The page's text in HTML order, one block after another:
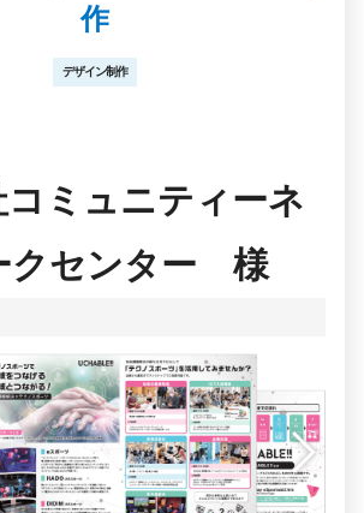
作
デザイン制作
コミュニティーネ
クセンター 様